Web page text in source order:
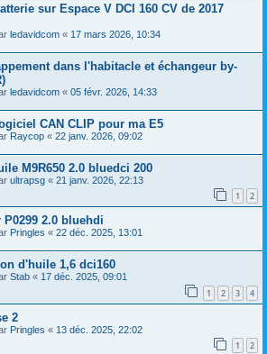
sur Espace V DCI 160 CV de 2017
ledavidcom « 17 mars 2026, 10:34
dans l'habitacle et échangeur by-
ledavidcom « 05 févr. 2026, 14:33
CAN CLIP pour ma E5
Raycop « 22 janv. 2026, 09:02
M9R650 2.0 bluedci 200
ultrapsg « 21 janv. 2026, 22:13
1 2
P0299 2.0 bluehdi
Pringles « 22 déc. 2025, 13:01
d'huile 1,6 dci160
Stab « 17 déc. 2025, 09:01
1 2 3 4
2
Pringles « 13 déc. 2025, 22:02
1 2